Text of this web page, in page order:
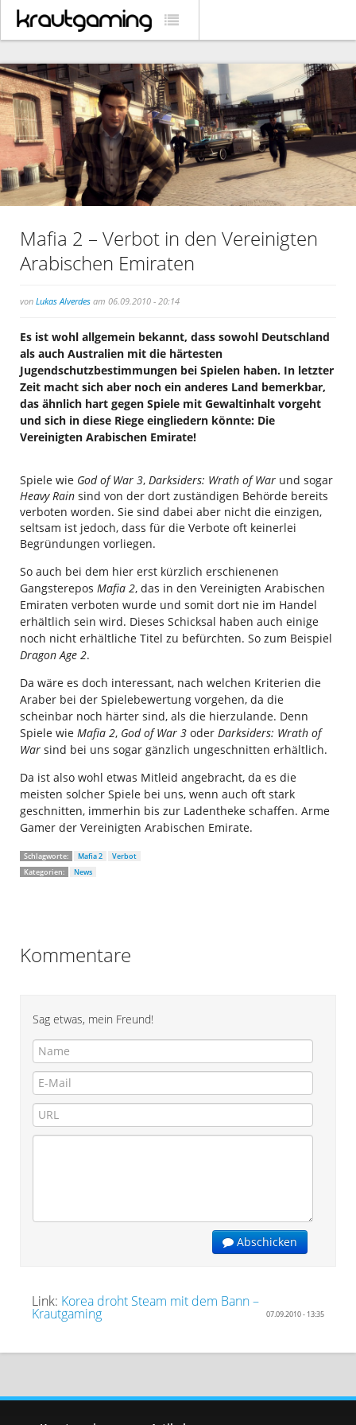
Mafia 2 – Verbot in den Vereinigten
Arabischen Emiraten
von Lukas Alverdes am 06.09.2010 - 20:14
Es ist wohl allgemein bekannt, dass sowohl Deutschland
als auch Australien mit die härtesten
Jugendschutzbestimmungen bei Spielen haben. In letzter
Zeit macht sich aber noch ein anderes Land bemerkbar,
das ähnlich hart gegen Spiele mit Gewaltinhalt vorgeht
und sich in diese Riege eingliedern könnte: Die
Vereinigten Arabischen Emirate!
Spiele wie God of War 3, Darksiders: Wrath of War und sogar
Heavy Rain sind von der dort zuständigen Behörde bereits
verboten worden. Sie sind dabei aber nicht die einzigen,
seltsam ist jedoch, dass für die Verbote oft keinerlei
Begründungen vorliegen.
So auch bei dem hier erst kürzlich erschienenen
Gangsterepos Mafia 2, das in den Vereinigten Arabischen
Emiraten verboten wurde und somit dort nie im Handel
erhältlich sein wird. Dieses Schicksal haben auch einige
noch nicht erhältliche Titel zu befürchten. So zum Beispiel
Dragon Age 2.
Da wäre es doch interessant, nach welchen Kriterien die
Araber bei der Spielebewertung vorgehen, da die
scheinbar noch härter sind, als die hierzulande. Denn
Spiele wie Mafia 2, God of War 3 oder Darksiders: Wrath of
War sind bei uns sogar gänzlich ungeschnitten erhältlich.
Da ist also wohl etwas Mitleid angebracht, da es die
meisten solcher Spiele bei uns, wenn auch oft stark
geschnitten, immerhin bis zur Ladentheke schaffen. Arme
Gamer der Vereinigten Arabischen Emirate.
Schlagworte: Mafia 2
Verbot
Kategorien:
News
Kommentare
Sag etwas, mein Freund!
Abschicken
Link: Korea droht Steam mit dem Bann –
Krautgaming 07.09.2010 - 13:35